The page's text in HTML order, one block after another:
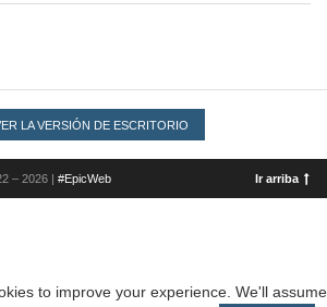
LA VERSIÓN DE ESCRITORIO
– 2026 | #EpicWeb Ir arriba
to improve your experience. We'll assume